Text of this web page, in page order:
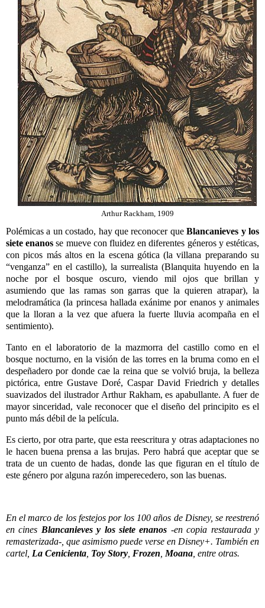
Arthur Rackham, 1909
Polémicas a un costado, hay que reconocer queBlancanieves y los
siete enanos se mueve con fluidez en diferentes géneros y estéticas,
con picos más altos en la escena gótica (la villana preparando su
“venganza” en el castillo), la surrealista (Blanquita huyendo en la
noche por el bosque oscuro, viendo mil ojos que brillan y
asumiendo que las ramas son garras que la quieren atrapar), la
melodramática (la princesa hallada exánime por enanos y animales
que la lloran a la vez que afuera la fuerte lluvia acompaña en el
sentimiento).
Tanto en el laboratorio de la mazmorra del castillo como en el
bosque nocturno, en la visión de las torres en la bruma como en el
despeñadero por donde cae la reina que se volvió bruja, la belleza
pictórica, entre Gustave Doré, Caspar David Friedrich y detalles
suavizados del ilustrador Arthur Rakham, es apabullante. A fuer de
mayor sinceridad, vale reconocer que el diseño del principito es el
punto más débil de la película.
Es cierto, por otra parte, que esta reescritura y otras adaptaciones no
le hacen buena prensa a las brujas. Pero habrá que aceptar que se
trata de un cuento de hadas, donde las que figuran en el título de
este género por alguna razón imperecedero, son las buenas.
En el marco de los festejos por los 100 años de Disney, se reestrenó
en cines Blancanieves y los siete enanos -en copia restaurada y
remasterizada-, que asimismo puede verse en Disney+. También en
cartel, La Cenicienta Toy Story Frozen Moana , entre otras.